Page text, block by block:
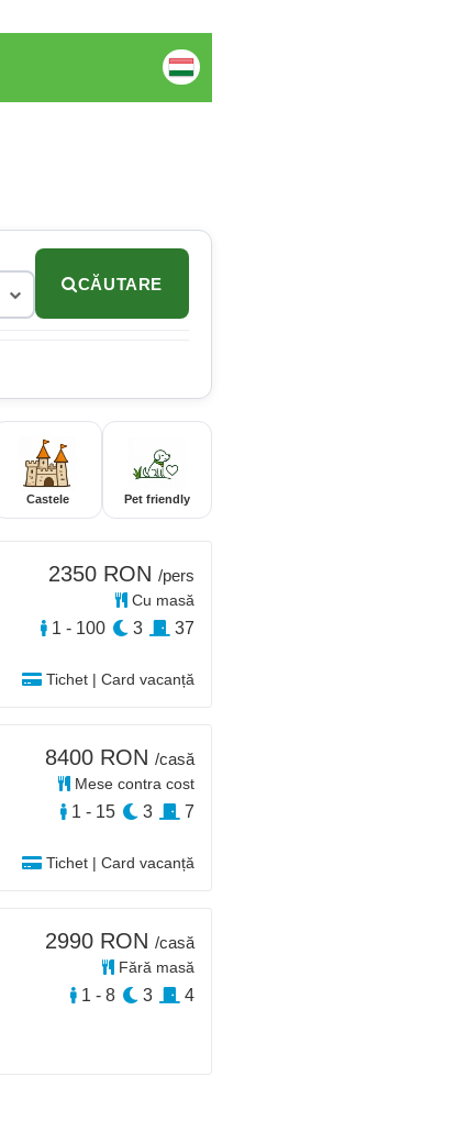
CĂUTARE
Castele Pet friendly
Tichet | Card vacanță
2350 RON /pers
Cu masă
1 - 100 3 37
Tichet | Card vacanță
8400 RON /casă
Mese contra cost
1 - 15 3 7
2990 RON /casă
Fără masă
1 - 8 3 4